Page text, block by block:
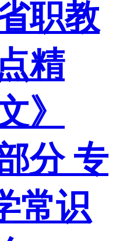
职教
精
》
分 专
常识